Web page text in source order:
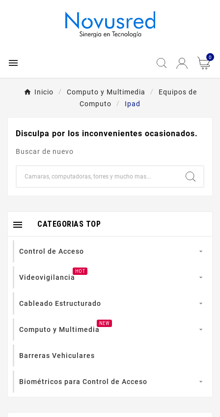
 0
Inicio Computo y Multimedia
Equipos de
Computo
Ipad
Disculpa por los inconvenientes ocasionados.
Buscar de nuevo
CATEGORIAS TOP

Control de Acceso 
Videovigilancia
HOT

Cableado Estructurado 
Computo y Multimedia
NEW

Barreras Vehiculares
Biométricos para Control de Acceso 